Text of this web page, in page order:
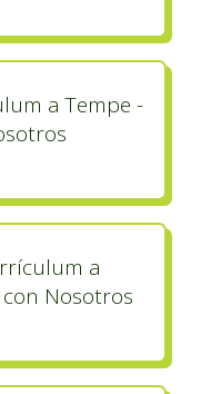
a Tempe -
a
Nosotros